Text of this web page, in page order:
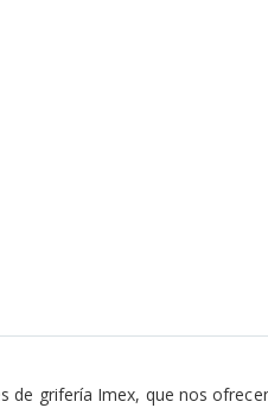
de grifería Imex, que nos